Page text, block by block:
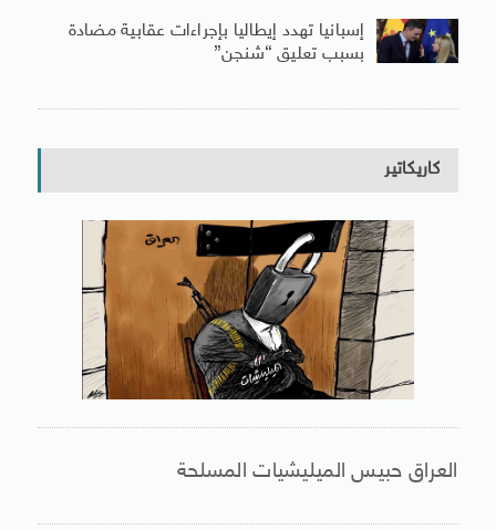
إسبانيا تهدد إيطاليا بإجراءات عقابية مضادة
بسبب تعليق “شنجن”
كاريكاتير
العراق حبيس الميليشيات المسلحة